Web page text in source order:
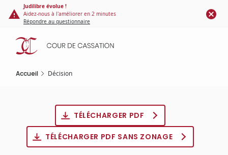
Panneau de gestion des cookies
contenu
principal
Judilibre évolue !
Aidez-nous à l'améliorer en 2 minutes
Répondre au questionnaire
Accueil Décision
TÉLÉCHARGER PDF
TÉLÉCHARGER PDF SANS ZONAGE